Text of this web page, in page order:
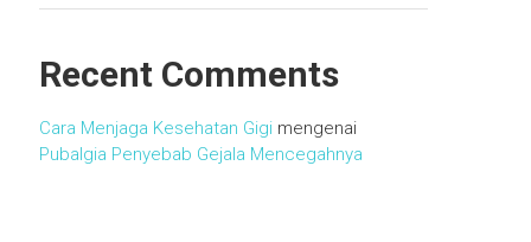
Recent Comments
Cara Menjaga Kesehatan Gigi mengenai
Pubalgia Penyebab Gejala Mencegahnya